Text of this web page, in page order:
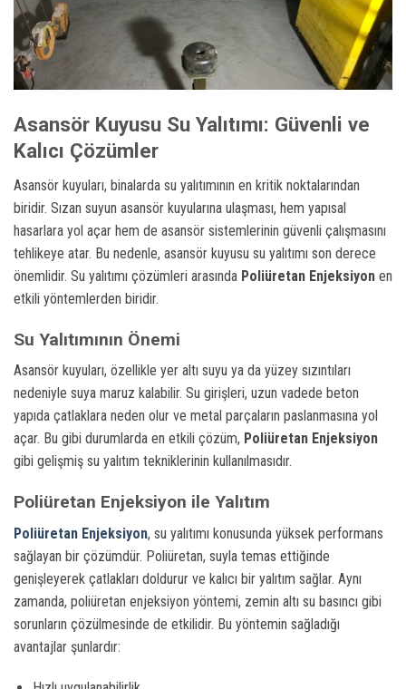
Asansör Kuyusu Su Yalıtımı: Güvenli ve
Kalıcı Çözümler
Asansör kuyuları, binalarda su yalıtımının en kritik noktalarından
biridir. Sızan suyun asansör kuyularına ulaşması, hem yapısal
hasarlara yol açar hem de asansör sistemlerinin güvenli çalışmasını
tehlikeye atar. Bu nedenle, asansör kuyusu su yalıtımı son derece
önemlidir. Su yalıtımı çözümleri arasında Poliüretan Enjeksiyon en
etkili yöntemlerden biridir.
Su Yalıtımının Önemi
Asansör kuyuları, özellikle yer altı suyu ya da yüzey sızıntıları
nedeniyle suya maruz kalabilir. Su girişleri, uzun vadede beton
yapıda çatlaklara neden olur ve metal parçaların paslanmasına yol
açar. Bu gibi durumlarda en etkili çözüm, Poliüretan Enjeksiyon
gibi gelişmiş su yalıtım tekniklerinin kullanılmasıdır.
Poliüretan Enjeksiyon ile Yalıtım
Poliüretan Enjeksiyon, su yalıtımı konusunda yüksek performans
sağlayan bir çözümdür. Poliüretan, suyla temas ettiğinde
genişleyerek çatlakları doldurur ve kalıcı bir yalıtım sağlar. Aynı
zamanda, poliüretan enjeksiyon yöntemi, zemin altı su basıncı gibi
sorunların çözülmesinde de etkilidir. Bu yöntemin sağladığı
avantajlar şunlardır: